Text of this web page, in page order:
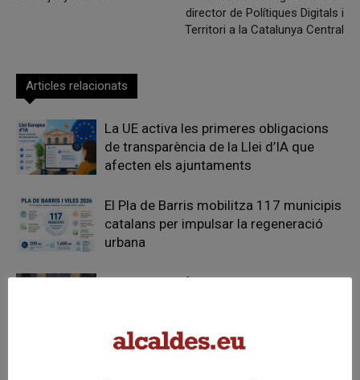
director de Polítiques Digitals i
Territori a la Catalunya Central
Articles relacionats
La UE activa les primeres obligacions
de transparència de la Llei d’IA que
afecten els ajuntaments
El Pla de Barris mobilitza 117 municipis
catalans per impulsar la regeneració
urbana
TESTAREG reforça la cooperació